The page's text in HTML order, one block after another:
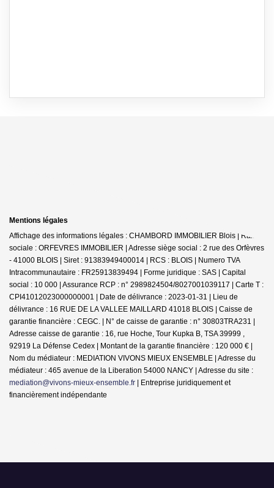
Mentions légales
Affichage des informations légales : CHAMBORD IMMOBILIER Blois | Raison
sociale : ORFEVRES IMMOBILIER | Adresse siège social : 2 rue des Orfèvres
- 41000 BLOIS | Siret : 91383949400014 | RCS : BLOIS | Numero TVA
Intracommunautaire : FR25913839494 | Forme juridique : SAS | Capital
social : 10 000 | Assurance RCP : n° 2989824504/8027001039117 | Carte T :
CPI41012023000000001 | Date de délivrance : 2023-01-31 | Lieu de
délivrance : 16 RUE DE LA VALLEE MAILLARD 41018 BLOIS | Caisse de
garantie financière : CEGC. | N° de caisse de garantie : n° 30803TRA231 |
Adresse caisse de garantie : 16, rue Hoche, Tour Kupka B, TSA 39999 ,
92919 La Défense Cedex | Montant de la garantie financière : 120 000 € |
Nom du médiateur : MEDIATION VIVONS MIEUX ENSEMBLE | Adresse du
médiateur : 465 avenue de la Liberation 54000 NANCY | Adresse du site :
mediation@vivons-mieux-ensemble.fr | Entreprise juridiquement et
financièrement indépendante